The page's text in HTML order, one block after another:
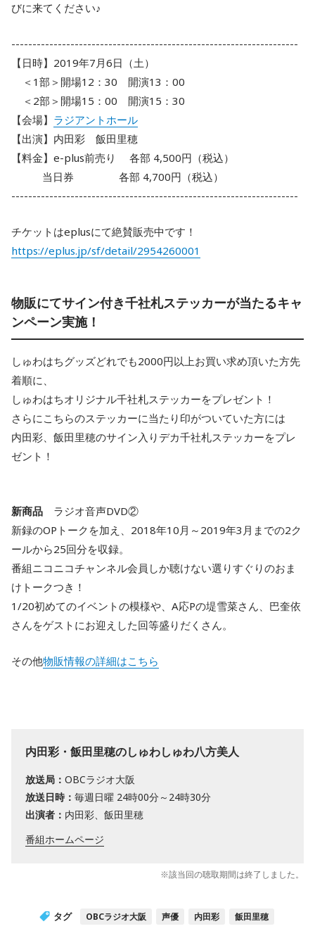
びに来てください♪
--------------------------------------------------------------------
【日時】2019年7月6日（土）
＜1部＞開場12：30 開演13：00
＜2部＞開場15：00 開演15：30
【会場】 ラジアントホール
【出演】内田彩 飯田里穂
【料金】e-plus前売り 各部 4,500円（税込）
当日券 各部 4,700円（税込）
--------------------------------------------------------------------
チケットはeplusにて絶賛販売中です！
https://eplus.jp/sf/detail/2954260001
物販にてサイン付き千社札ステッカーが当たるキャ
ンペーン実施！
しゅわはちグッズどれでも2000円以上お買い求め頂いた方先
着順に、
しゅわはちオリジナル千社札ステッカーをプレゼント！
さらにこちらのステッカーに当たり印がついていた方には
内田彩、飯田里穂のサイン入りデカ千社札ステッカーをプレ
ゼント！
新商品 ラジオ音声DVD②
新録のOPトークを加え、2018年10月～2019年3月までの2ク
ールから25回分を収録。
番組ニコニコチャンネル会員しか聴けない選りすぐりのおま
けトークつき！
1/20初めてのイベントの模様や、A応Pの堤雪菜さん、巴奎依
さんをゲストにお迎えした回等盛りだくさん。
その他物販情報の詳細はこちら
内田彩・飯田里穂のしゅわしゅわ八方美人
放送局： OBCラジオ大阪
放送日時： 毎週日曜 24時00分～24時30分
出演者： 内田彩、飯田里穂
番組ホームページ
※該当回の聴取期間は終了しました。
タグ OBCラジオ大阪 声優 内田彩 飯田里穂